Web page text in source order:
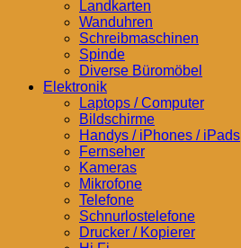
Landkarten
Wanduhren
Schreibmaschinen
Spinde
Diverse Büromöbel
Elektronik
Laptops / Computer
Bildschirme
Handys / iPhones / iPads
Fernseher
Kameras
Mikrofone
Telefone
Schnurlostelefone
Drucker / Kopierer